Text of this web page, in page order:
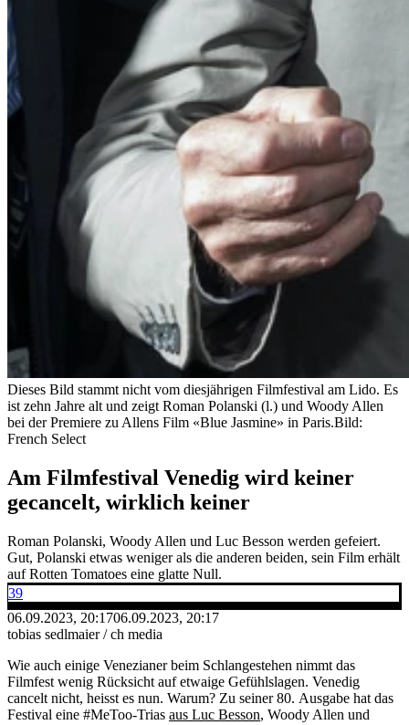
Dieses Bild stammt nicht vom diesjährigen Filmfestival am Lido. Es
ist zehn Jahre alt und zeigt Roman Polanski (l.) und Woody Allen
bei der Premiere zu Allens Film «Blue Jasmine» in Paris.Bild:
French Select
Am Filmfestival Venedig wird keiner
gecancelt, wirklich keiner
Roman Polanski, Woody Allen und Luc Besson werden gefeiert.
Gut, Polanski etwas weniger als die anderen beiden, sein Film erhält
auf Rotten Tomatoes eine glatte Null.
39
06.09.2023, 20:1706.09.2023, 20:17
tobias sedlmaier / ch media
Wie auch einige Venezianer beim Schlangestehen nimmt das
Filmfest wenig Rücksicht auf etwaige Gefühlslagen. Venedig
cancelt nicht, heisst es nun. Warum? Zu seiner 80. Ausgabe hat das
Festival eine #MeToo-Trias aus Luc Besson, Woody Allen und